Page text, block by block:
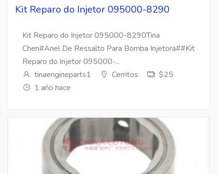
Kit Reparo do Injetor 095000-8290
Kit Reparo do Injetor 095000-8290Tina
Chen#Anel De Ressalto Para Bomba Injetora##Kit
Reparo do Injetor 095000-...
tinaengineparts1
Cerritos
$25
1 año hace